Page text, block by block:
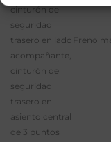
cinturón de
seguridad
trasero en lado
acompañante,
cinturón de
seguridad
trasero en
asiento central
de 3 puntos
Freno